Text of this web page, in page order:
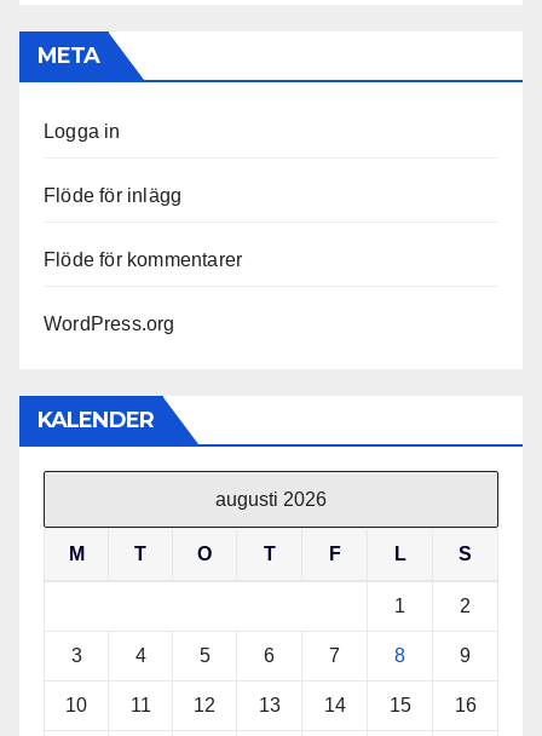
META
Logga in
Flöde för inlägg
Flöde för kommentarer
WordPress.org
KALENDER
augusti 2026
M T O T F L S
1 2
3 4 5 6 7 8 9
10 11 12 13 14 15 16